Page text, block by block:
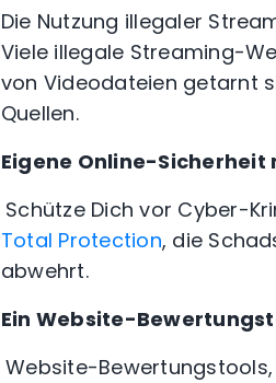
Die Nutzung illegaler
Viele illegale Streaming-
von Videodateien getarnt
Quellen.
Eigene Online-
Schütze Dich vor Cyber-
Total Protection, die
abwehrt.
Ein Website-
Website-